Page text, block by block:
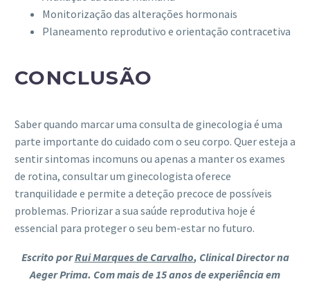
Monitorização das alterações hormonais
Planeamento reprodutivo e orientação contracetiva
CONCLUSÃO
Saber quando marcar uma consulta de ginecologia é uma
parte importante do cuidado com o seu corpo. Quer esteja a
sentir sintomas incomuns ou apenas a manter os exames
de rotina, consultar um ginecologista oferece
tranquilidade e permite a deteção precoce de possíveis
problemas. Priorizar a sua saúde reprodutiva hoje é
essencial para proteger o seu bem-estar no futuro.
Escrito porRui Marques de Carvalho, Clinical Director na
Aeger Prima. Com mais de 15 anos de experiência em